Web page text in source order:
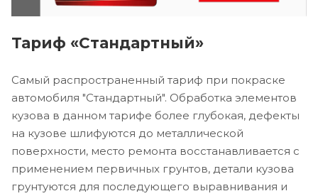
Тариф «Стандартный»
Самый распространенный тариф при покраске
автомобиля "Стандартный". Обработка элементов
кузова в данном тарифе более глубокая, дефекты
на кузове шлифуются до металлической
поверхности, место ремонта восстанавливается с
применением первичных грунтов, детали кузова
грунтуются для последующего выравнивания и